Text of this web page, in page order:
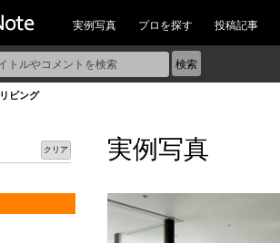
実例写真 プロを探す 投稿記事
リビング
クリア 実例写真